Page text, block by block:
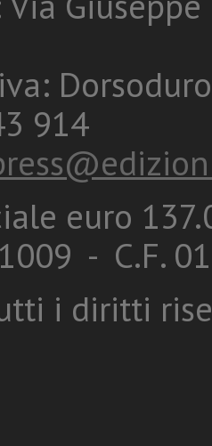
914
euro
- C.F.
i diritti